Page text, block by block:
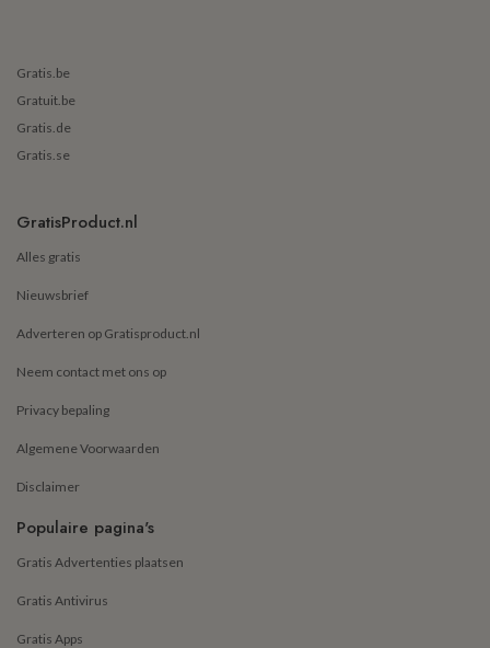
Gratis.be
Gratuit.be
Gratis.de
Gratis.se
GratisProduct.nl
Alles gratis
Nieuwsbrief
Adverteren op Gratisproduct.nl
Neem contact met ons op
Privacy bepaling
Algemene Voorwaarden
Disclaimer
Populaire pagina's
Gratis Advertenties plaatsen
Gratis Antivirus
Gratis Apps